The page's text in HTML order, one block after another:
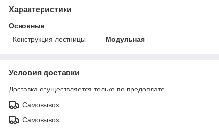
Характеристики
Основные
Конструкция лестницы
Модульная
Условия доставки
Доставка осуществляется только по предоплате.
Самовывоз
Самовывоз